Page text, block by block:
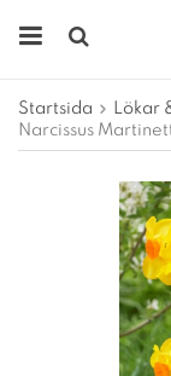
Startsida Lökar
Narcissus